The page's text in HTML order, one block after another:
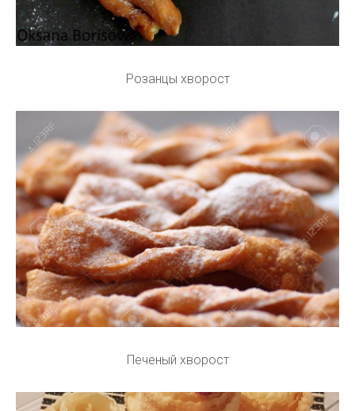
Розанцы хворост
Печеный хворост